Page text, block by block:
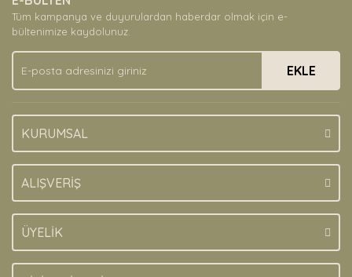
Ürün açıklamasında eksik bilgiler bulunuyor.
Ürün bilgilerinde hatalar bulunuyor.
Ürün fiyatı diğer sitelerden daha pahalı.
Bu ürüne benzer farklı alternatifler olmalı.
Tüm kampanya ve duyurulardan haberdar olmak için e-
bültenimize kaydolunuz.
EKLE
KURUMSAL
ALIŞVERİŞ
ÜYELİK